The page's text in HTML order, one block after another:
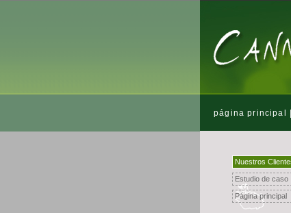
página principal
Nuestros
Estudio de caso
Página principal